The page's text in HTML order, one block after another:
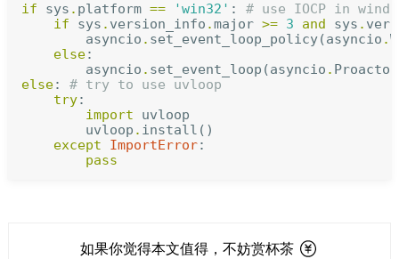
if sys . platform == 'win32' :
# use IOCP in
if
sys . version_info .major >= 3 and sys .
asyncio . set_event_loop_policy(asyncio .
else:
asyncio . set_event_loop (asyncio .
else:
# try to use uvloop
try:
import
uvloop
uvloop . install ()
except
ImportError:
pass
如果你觉得本文值得，不妨赏杯茶